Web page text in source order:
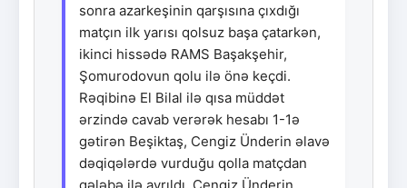
sonra azarkeşinin qarşısına çıxdığı
matçın ilk yarısı qolsuz başa çatarkən,
ikinci hissədə RAMS Başakşehir,
Şomurodovun qolu ilə önə keçdi.
Rəqibinə El Bilal ilə qısa müddət
ərzində cavab verərək hesabı 1-1ə
gətirən Beşiktaş, Cengiz Ünderin əlavə
dəqiqələrdə vurduğu qolla matçdan